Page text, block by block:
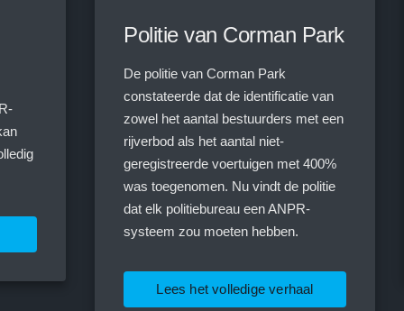
Politie van Corman Park
De politie van Corman Park
constateerde dat de identificatie van
zowel het aantal bestuurders met een
rijverbod als het aantal niet-
geregistreerde voertuigen met 400%
was toegenomen. Nu vindt de politie
dat elk politiebureau een ANPR-
systeem zou moeten hebben.
Lees het volledige verhaal